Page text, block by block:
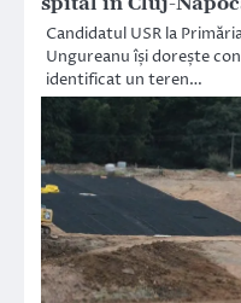
Candidatul USR la
Ungureanu își dorește
identificat un teren…